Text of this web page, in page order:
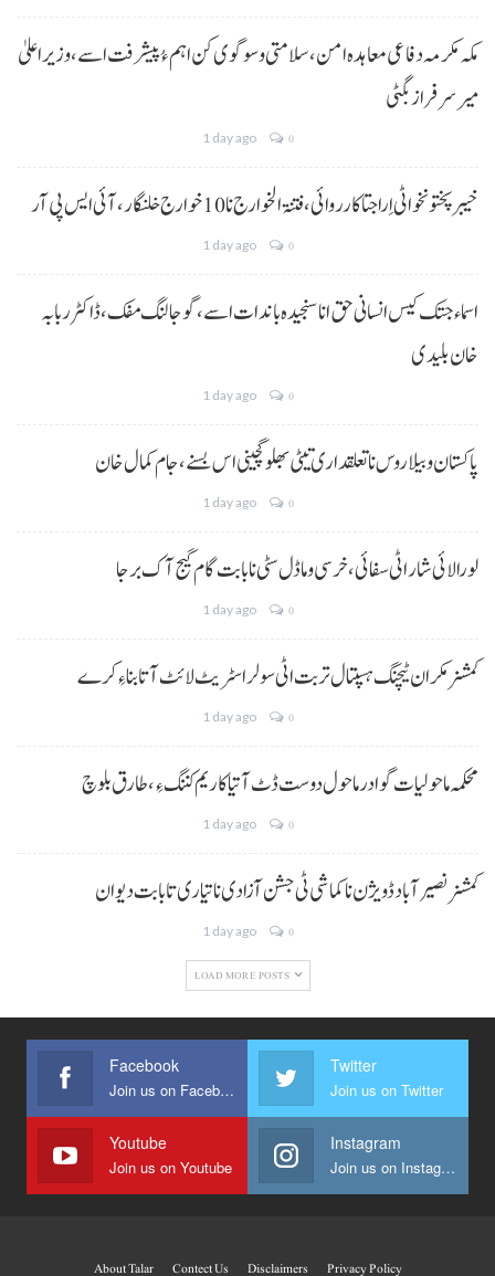
مکہ مکرمہ دفاعی معاہدہ امن، سلامتی و سوگوی کن اہم ءُ پیشرفت اسے،وزیراعلیٰ
میر سرفراز بگٹی
1 day ago 0
خیبر پختونخوا ٹی اِرا جتا کارروائی، فتنۃ الخوارج نا 10خوارج خلنگار،آئی ایس پی آر
1 day ago 0
اسماء جتک کیس انسانی حق انا سنجیدہ باندات اسے، گوجالنگ مفک،ڈاکٹر ربابہ
خان بلیدی
1 day ago 0
پاکستان و بیلاروس نا تعلقداری تیٹی بھلو گچینی اس بسنے، جام کمال خان
1 day ago 0
لورالائی شار اٹی سفائی، خرسی و ماڈل سٹی نا بابت گام گیج آک برجا
1 day ago 0
کمشنر مکران ٹیچنگ ہسپتال تربت اٹی سولر اسٹریٹ لائٹ آتا بناءِ کرے
1 day ago 0
محکمہ ماحولیات گوادر ماحول دوست ڈٹ آتیا کاریم کننگ ءِ، طارق بلوچ
1 day ago 0
کمشنر نصیر آباد ڈویژن نا کماشی ٹی جشن آزادی نا تیاری تا بابت دیوان
1 day ago 0
LOAD MORE POSTS
Facebook
Join us on Facebook
Twitter
Join us on Twitter
Youtube
Join us on Youtube
Instagram
Join us on Instagram
About Talar Contect Us Disclaimers Privacy Policy